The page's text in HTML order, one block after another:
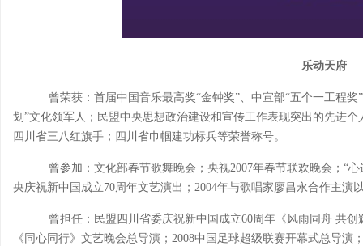
乐动天府
曾荣获：首届中国音乐最高奖“金钟奖”、中宣部“五个一工程
划”文化领军人；民盟中央思想政治建设和宣传工作表现突出的先进
四川省三八红旗手；四川省巾帼建功标兵等荣誉称号。
曾参加：文化部春节歌舞晚会；央视2007年春节联欢晚会；“
央庆祝新中国成立70周年文艺演出；2004年与歌唱家廖昌永合作主演
曾担任：民盟四川省委庆祝新中国成立60周年《风雨同舟 共
《同心同行》文艺晚会总导演；2008中国足球超级联赛开幕式总导